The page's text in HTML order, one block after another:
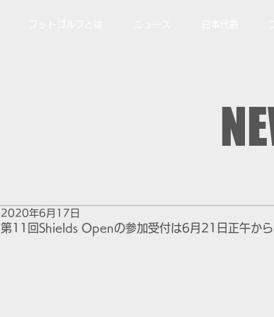
第11回Shields Openの参加受付は6月21日正午から
2020年6月17日